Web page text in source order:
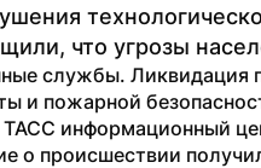
что угрозы
службы.
и пожарной
информационный
о происшествии